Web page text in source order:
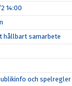
14:00
hållbart samarbete
och spelregler